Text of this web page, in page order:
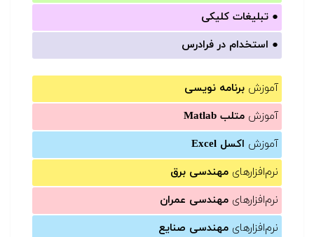
● تبلیغات کلیکی
● استخدام در فرادرس
آموزش برنامه نویسی
آموزش متلب Matlab
آموزش اکسل Excel
نرم‌افزارهای مهندسی برق
نرم‌افزارهای مهندسی عمران
نرم‌افزارهای مهندسی صنایع